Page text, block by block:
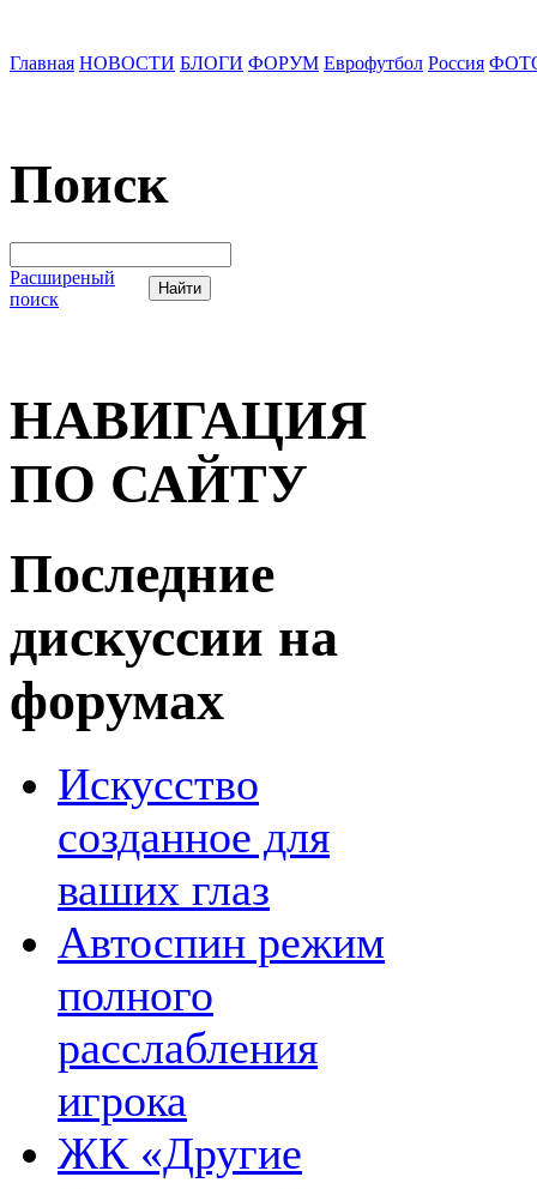
Главная НОВОСТИ БЛОГИ ФОРУМ Еврофутбол Россия
Поиск
Расширеный
поиск
НАВИГАЦИЯ
ПО САЙТУ
Последние
дискуссии на
форумах
Искусство
созданное для
ваших глаз
Автоспин режим
полного
расслабления
игрока
ЖК «Другие